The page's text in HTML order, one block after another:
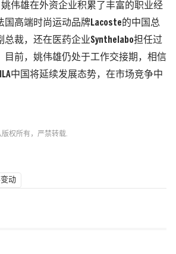
姚伟雄在外资企业积累了丰富的职业经
国高端时尚运动品牌Lacoste的中国总
裁，还在医药企业Synthelabo担任过
目前，姚伟雄仍处于工作交接期，相信
中国将延续发展态势，在市场竞争中
版权所有，严禁转载.
动